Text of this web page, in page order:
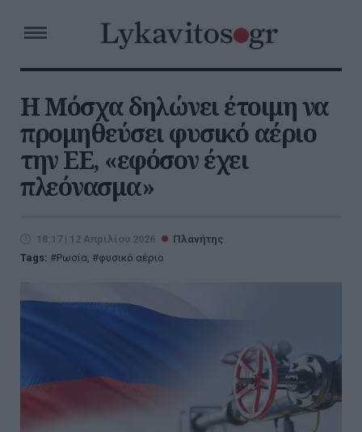
Η Μόσχα δηλώνει έτοιμη να
προμηθεύσει φυσικό αέριο
την ΕΕ, «εφόσον έχει
πλεόνασμα»
18:17 | 12 Απριλίου 2026
Πλανήτης
Tags:
Ρωσία, φυσικό αέριο